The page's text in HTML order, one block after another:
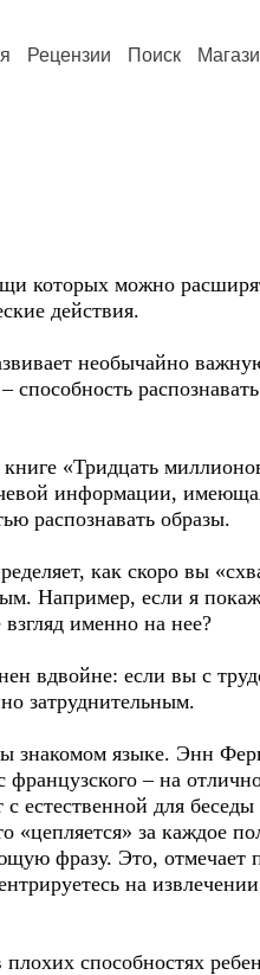
Рецензии Поиск
которых можно
действия.
необычайно
способность
«Тридцать
информации,
распознавать образы.
как скоро вы
Например, если я
именно на нее?
вдвойне: если вы с
затруднительным.
знакомом языке. Энн
французского – на
естественной для
«цепляется» за каждое
фразу. Это,
на
способностях